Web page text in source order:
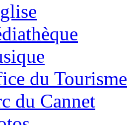
du Tourisme
du Cannet